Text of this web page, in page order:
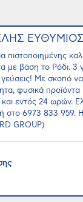
πιστοποιημένης
με βάση το Ρόδι. 3
Με σκοπό
φυσικά
εντός 24 ωρών.
στο 6973 833 959. Η
GROUP)